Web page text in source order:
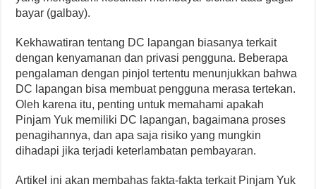
bayar (galbay).
Kekhawatiran tentang DC lapangan biasanya terkait
dengan kenyamanan dan privasi pengguna. Beberapa
pengalaman dengan pinjol tertentu menunjukkan bahwa
DC lapangan bisa membuat pengguna merasa tertekan.
Oleh karena itu, penting untuk memahami apakah
Pinjam Yuk memiliki DC lapangan, bagaimana proses
penagihannya, dan apa saja risiko yang mungkin
dihadapi jika terjadi keterlambatan pembayaran.
Artikel ini akan membahas fakta-fakta terkait Pinjam Yuk